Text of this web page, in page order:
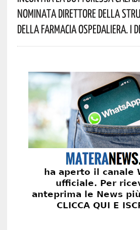
Nominata Direttore Della
Della Farmacia Ospedaliera. I